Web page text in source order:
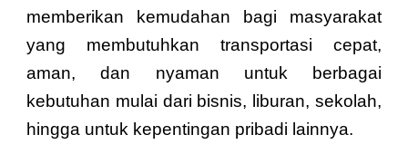
memberikan kemudahan bagi masyarakat
yang membutuhkan transportasi cepat,
aman, dan nyaman untuk berbagai
kebutuhan mulai dari bisnis, liburan, sekolah,
hingga untuk kepentingan pribadi lainnya.